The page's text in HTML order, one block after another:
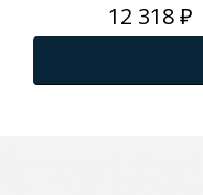
12 318 ₽